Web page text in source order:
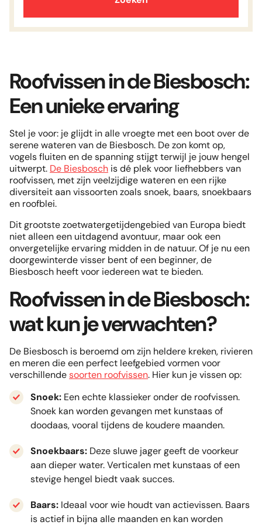
Sla op
DO
1
2
17 18 19 20 21 22 23
24 25 26 27 28
31
Weekend
3 NACHTEN
terugkomst
ma 10 aug. 2026
7 NACHTEN
vr 14 aug. 2026
Roofvissen in de Biesbosch:
Een unieke ervaring
Stel je voor: je glijdt in alle vroegte met een boot over de
serene wateren van de Biesbosch. De zon komt op,
vogels fluiten en de spanning stijgt terwijl je jouw hengel
uitwerpt. De Biesbosch is dé plek voor liefhebbers van
roofvissen, met zijn veelzijdige wateren en een rijke
diversiteit aan vissoorten zoals snoek, baars, snoekbaars
en roofblei.
Dit grootste zoetwatergetijdengebied van Europa biedt
niet alleen een uitdagend avontuur, maar ook een
onvergetelijke ervaring midden in de natuur. Of je nu een
doorgewinterde visser bent of een beginner, de
Biesbosch heeft voor iedereen wat te bieden.
Roofvissen in de Biesbosch:
wat kun je verwachten?
De Biesbosch is beroemd om zijn heldere kreken, rivieren
en meren die een perfect leefgebied vormen voor
verschillendesoorten roofvissen. Hier kun je vissen op:
Snoek: Een echte klassieker onder de roofvissen.
Snoek kan worden gevangen met kunstaas of
doodaas, vooral tijdens de koudere maanden.
Snoekbaars: Deze sluwe jager geeft de voorkeur
aan dieper water. Verticalen met kunstaas of een
stevige hengel biedt vaak succes.
Baars: Ideaal voor wie houdt van actievissen. Baars
is actief in bijna alle maanden en kan worden